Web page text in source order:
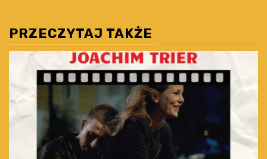
PRZECZYTAJ TAKŻE